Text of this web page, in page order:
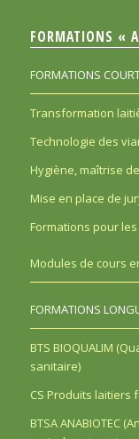
FORMATIONS «
FORMATIONS
Transformation
Technologie des
Hygiène, maîtrise
Mise en place de
Formations pour
Modules de cours
FORMATIONS
BTS BIOQUALIM
sanitaire)
CS Produits laitiers
BTSA ANABIOTEC